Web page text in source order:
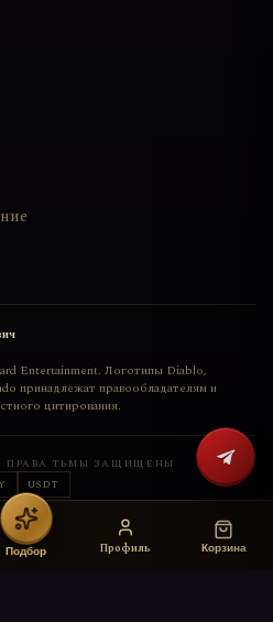
Entertainment. Логотипы Diablo,
принадлежат правообладателям и
цитирования.
ПРАВА ТЬМЫ ЗАЩИЩЕНЫ
USDT
любовью deemkend
Подбор Профиль Корзина